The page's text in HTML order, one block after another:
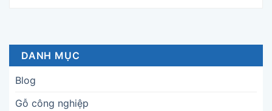
DANH MỤC
Blog
Gỗ công nghiệp